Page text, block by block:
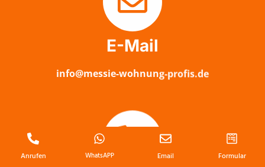
E-Mail
info@messie-wohnung-profis.de
Anrufen WhatsAPP Email Formular